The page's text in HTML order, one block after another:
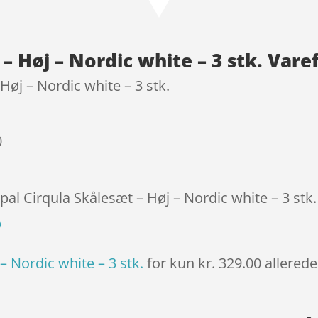
mmelser
Høj – Nordic white – 3 stk.
– Nordic white – 3 stk.
Cirqula Skålesæt – Høj – Nordic white – 3
Nordic white – 3 stk. for kun kr. 329.00